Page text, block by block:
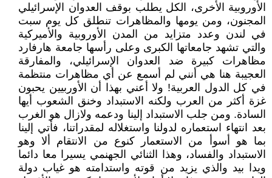
الأوروبية الأخرى، الكل يطلب بوقف العدوان الإسرائيلي
المجنون، ومن يومها والمظاهرات تنطلق كل يوم سبت
في لندن وعدد متزايد من المدن الأوروبية والأميركية
والتي تشهد جامعاتها الكبرى وعلى رأسها جامعة هارفارد
مظاهرات كبيرة ضد العدوان الإسرائيلي، والمفارقة
العجيبة هنا هي أنني لم أسمع عن أي مظاهرات منتظمة
في كل الدول العربية! ولا أعني بهذا أن الأوربيين يحبون
غزة أكثر من العرب ولكنه الاستبداد وخنق الشعوب أيها
السادة. ومن جلب الاستبداد إلينا ودعمه ولازال هو الغرب
بعد انتهاء استعماره لدولنا واستغلاله لمقدراتنا، فأتي إلينا
بما هو أسوأ من الاستعمار كنوع من الانتقام ألا وهو
الاستبداد والفساد، وهذا الثنائي الجهنمي يسيرا معا دائما
ويدا بيد والذي يزيد من قوته واستدامته هو غياب دولة